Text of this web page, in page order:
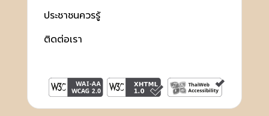
ประชาชนควรรู้
ติดต่อเรา